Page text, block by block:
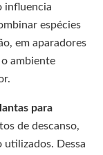
influencia
espécies
em aparadores
ambiente
para
de descanso,
utilizados. Dessa